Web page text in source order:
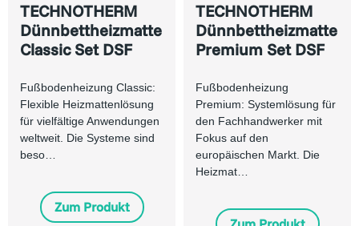
TECHNOTHERM
Dünnbettheizmatte
Classic Set DSF
Fußbodenheizung Classic:
Flexible Heizmattenlösung
für vielfältige Anwendungen
weltweit. Die Systeme sind
beso…
Zum Produkt
TECHNOTHERM
Dünnbettheizmatte
Premium Set DSF
Fußbodenheizung
Premium: Systemlösung für
den Fachhandwerker mit
Fokus auf den
europäischen Markt. Die
Heizmat…